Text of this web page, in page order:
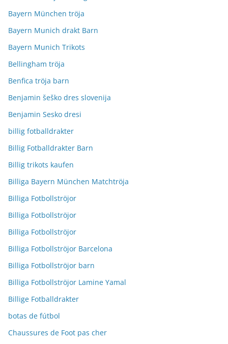
Bayern München tröja
Bayern Munich drakt Barn
Bayern Munich Trikots
Bellingham tröja
Benfica tröja barn
Benjamin šeško dres slovenija
Benjamin Sesko dresi
billig fotballdrakter
Billig Fotballdrakter Barn
Billig trikots kaufen
Billiga Bayern München Matchtröja
Billiga Fotbollströjor
Billiga Fotbollströjor
Billiga Fotbollströjor
Billiga Fotbollströjor Barcelona
Billiga Fotbollströjor barn
Billiga Fotbollströjor Lamine Yamal
Billige Fotballdrakter
botas de fútbol
Chaussures de Foot pas cher